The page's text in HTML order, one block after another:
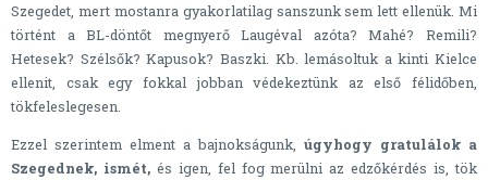
Szegedet, mert mostanra gyakorlatilag sanszunk sem lett ellenük. Mi
történt a BL-döntőt megnyerő Laugéval azóta? Mahé? Remili?
Hetesek? Szélsők? Kapusok? Baszki. Kb. lemásoltuk a kinti Kielce
ellenit, csak egy fokkal jobban védekeztünk az első félidőben,
tökfeleslegesen.
Ezzel szerintem elment a bajnokságunk, úgyhogy gratulálok a
Szegednek, ismét, és igen, fel fog merülni az edzőkérdés is, tök